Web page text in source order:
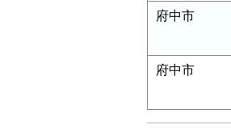
府中市
府中市